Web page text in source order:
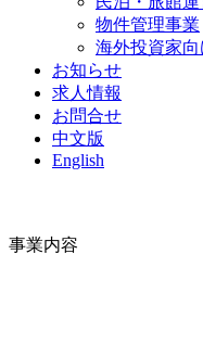
物件管理事業
海外投資家
お知らせ
求人情報
お問合せ
中文版
English
事業内容